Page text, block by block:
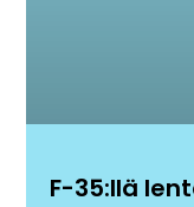
F-35:llä